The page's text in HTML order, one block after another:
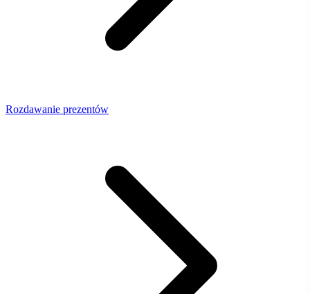
Rozdawanie prezentów